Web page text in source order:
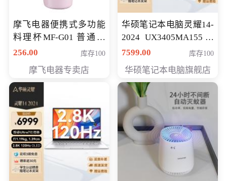
摩飞电器便携式多功能
料理杯MF-G01 普通会
员专享价格118元
256.00 库存100
摩飞电器专卖店
华硕笔记本电脑灵耀14-
2024 UX3405MA155冰
川银 oled 智慧轻薄本 会
7599.00 库存100
华硕笔记本电脑旗舰店